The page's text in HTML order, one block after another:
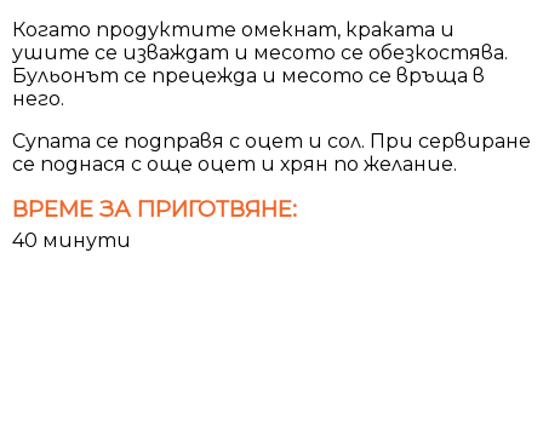
Когато продуктите омекнат, краката и
ушите се изваждат и месото се обезкостява.
Бульонът се прецежда и месото се връща в
него.
Супата се подправя с оцет и сол. При сервиране
се поднася с още оцет и хрян по желание.
ВРЕМЕ ЗА ПРИГОТВЯНЕ:
40 минути